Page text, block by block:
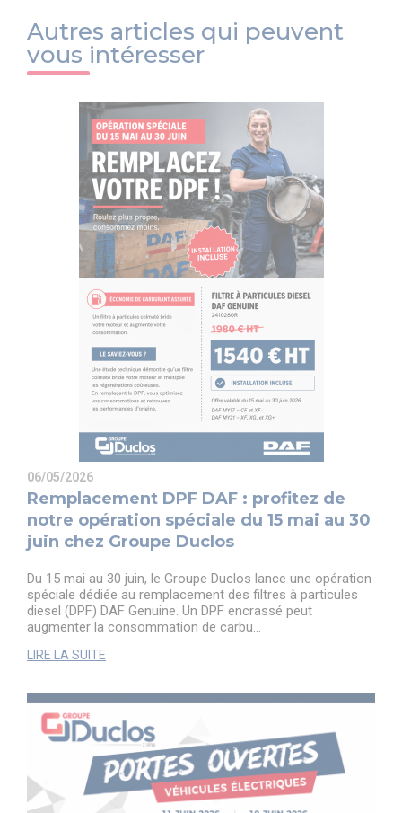
Autres articles qui peuvent
vous intéresser
06/05/2026
Remplacement DPF DAF : profitez de
notre opération spéciale du 15 mai au 30
juin chez Groupe Duclos
Du 15 mai au 30 juin, le Groupe Duclos lance une opération
spéciale dédiée au remplacement des filtres à particules
diesel (DPF) DAF Genuine. Un DPF encrassé peut
augmenter la consommation de carbu...
LIRE LA SUITE